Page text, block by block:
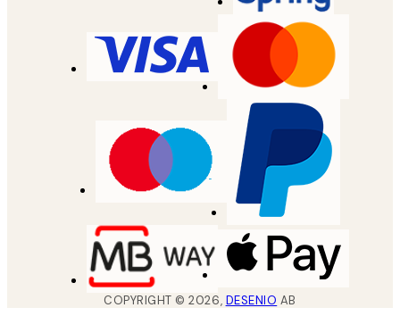
COPYRIGHT ©2026, DESENIO AB